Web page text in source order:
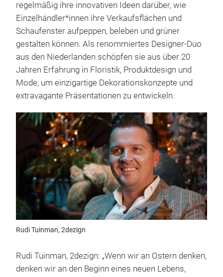
regelmäßig ihre innovativen Ideen darüber, wie
Einzelhändler*innen ihre Verkaufsflächen und
Schaufenster aufpeppen, beleben und grüner
gestalten können. Als renommiertes Designer-Duo
aus den Niederlanden schöpfen sie aus über 20
Jahren Erfahrung in Floristik, Produktdesign und
Mode, um einzigartige Dekorationskonzepte und
extravagante Präsentationen zu entwickeln.
Rudi Tuinman, 2dezign
Rudi Tuinman, 2dezign: „Wenn wir an Ostern denken,
denken wir an den Beginn eines neuen Lebens,